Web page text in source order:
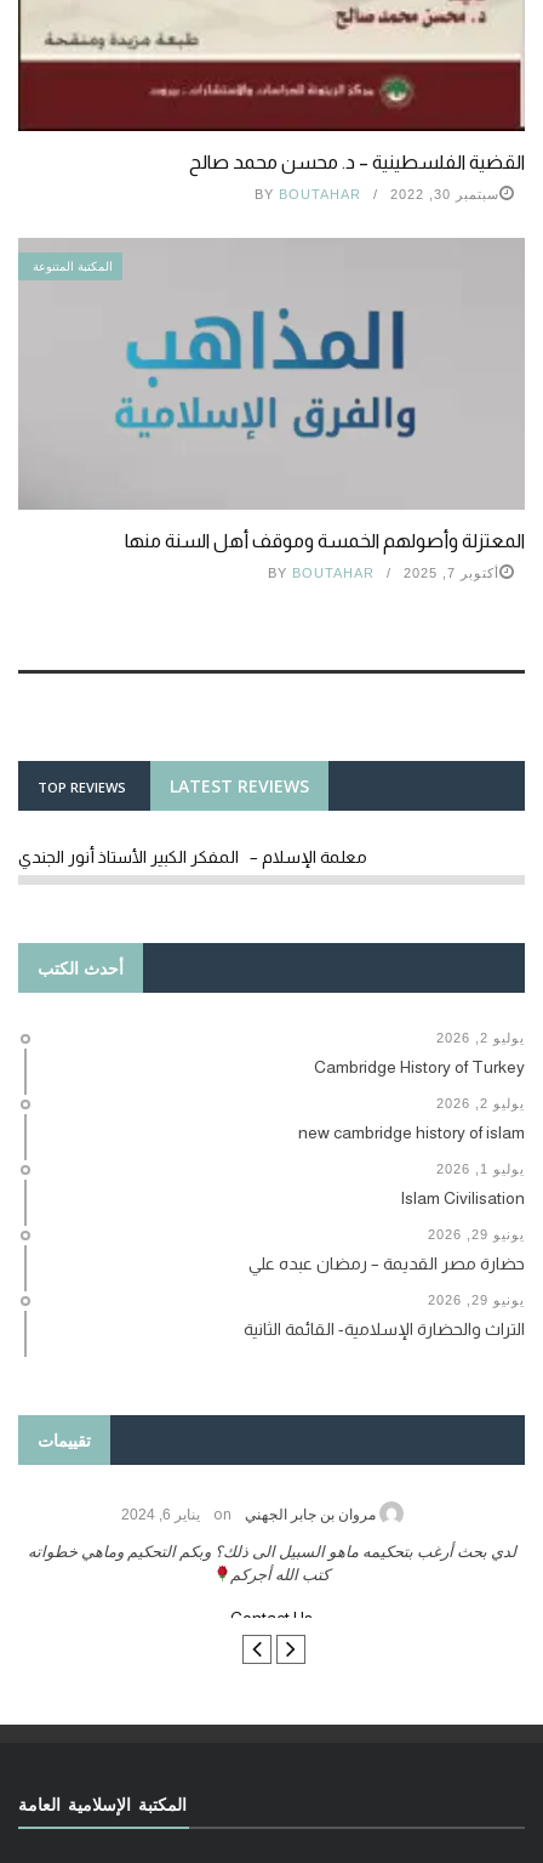
القضية الفلسطينية – د. محسن محمد صالح
سبتمبر 30, 2022 BY BOUTAHAR
المكتبة المتنوعة
المعتزلة وأصولهم الخمسة وموقف أهل السنة منها
أكتوبر 7, 2025 BY BOUTAHAR
LATEST REVIEWS
TOP REVIEWS
معلمة الإسلام – المفكر الكبير الأستاذ أنور الجندي
أحدث الكتب
يوليو 2, 2026
Cambridge History of Turkey
يوليو 2, 2026
new cambridge history of islam
يوليو 1, 2026
Islam Civilisation
يونيو 29, 2026
حضارة مصر القديمة – رمضان عبده علي
يونيو 29, 2026
التراث والحضارة الإسلامية- القائمة الثانية
تقييمات
مروان بن جابر الجهني
لدي بحث أرغب بتحكيمه ماهو السبيل الى
أرغب بنشر كتابي معكم
المكتبة الإسلامية العامة